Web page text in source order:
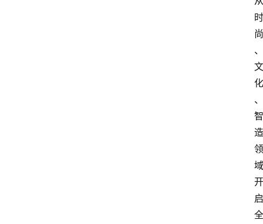
时
尚
、
文
化
、
智
造
领
域
开
启
全